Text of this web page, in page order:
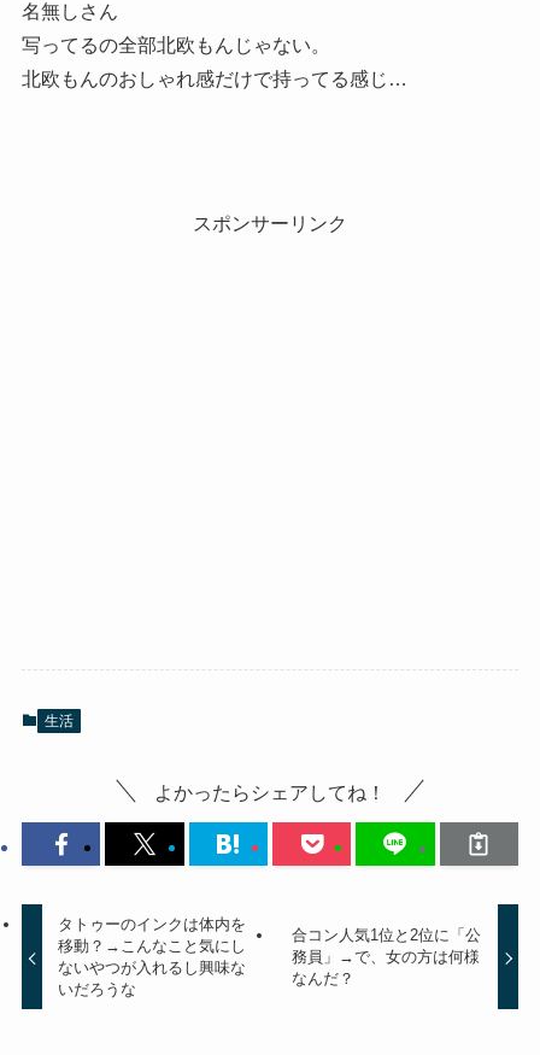
名無しさん
写ってるの全部北欧もんじゃない。
北欧もんのおしゃれ感だけで持ってる感じ…
スポンサーリンク
生活
よかったらシェアしてね！
タトゥーのインクは体内を
移動？→こんなこと気にし
ないやつが入れるし興味な
いだろうな
合コン人気1位と2位に「公
務員」→で、女の方は何様
なんだ？